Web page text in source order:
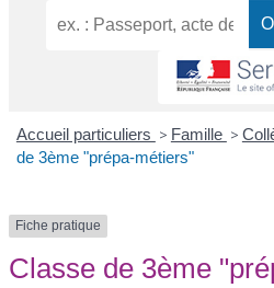
Accueil particuliers > Famille >
de 3ème "prépa-métiers"
Fiche pratique
Classe de 3ème